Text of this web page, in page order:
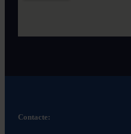
Contacte: